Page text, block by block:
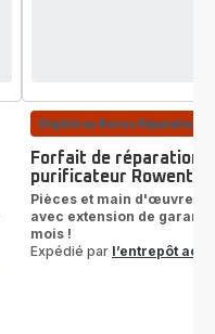
Eligible au Bonus Réparation : -
Forfait de réparation
purificateur Rowenta
Pièces et main d'œuvre
avec extension de
mois !
Expédié par l’entrepôt